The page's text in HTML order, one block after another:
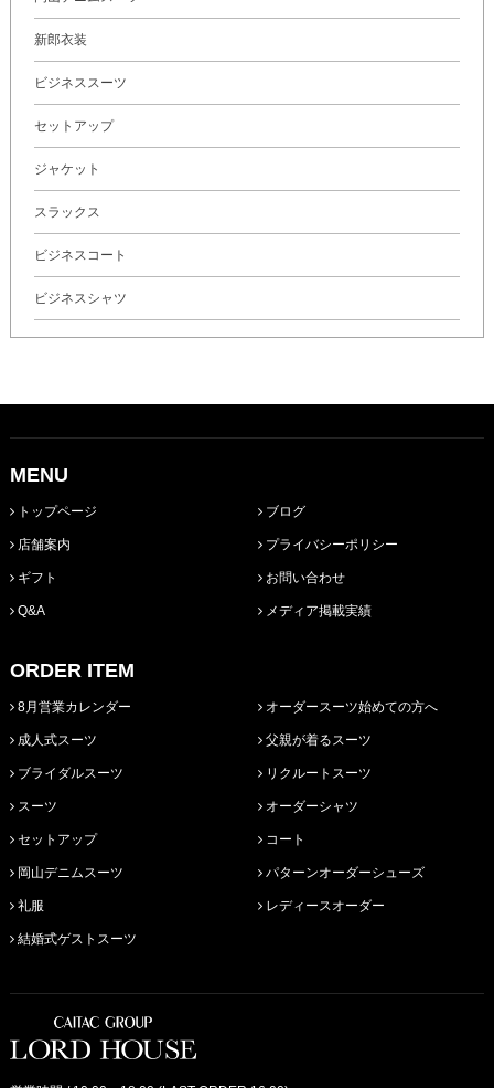
新郎衣装
ビジネススーツ
セットアップ
ジャケット
スラックス
ビジネスコート
ビジネスシャツ
MENU
トップページ
店舗案内
ギフト
Q&A
ブログ
プライバシーポリシー
お問い合わせ
メディア掲載実績
ORDER ITEM
8月営業カレンダー
成人式スーツ
ブライダルスーツ
スーツ
セットアップ
岡山デニムスーツ
礼服
結婚式ゲストスーツ
オーダースーツ始めての方へ
父親が着るスーツ
リクルートスーツ
オーダーシャツ
コート
パターンオーダーシューズ
レディースオーダー